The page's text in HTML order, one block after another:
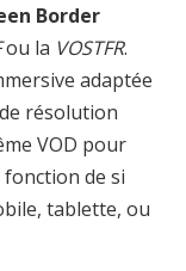
Border
ou la VOSTFR.
adaptée
résolution
VOD pour
de si
tablette, ou